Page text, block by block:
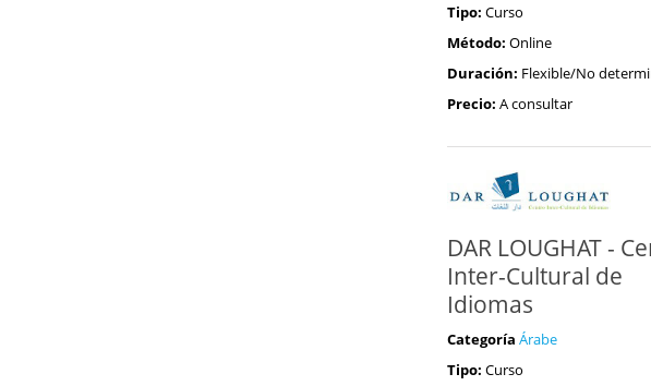
Tipo: Curso
Método: Online
Duración: Flexible/No
Precio: A consultar
DAR LOUGHAT -
Inter-Cultural de
Idiomas
Categoría Árabe
Tipo: Curso